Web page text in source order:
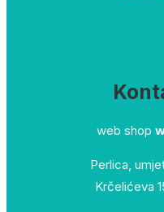
web shop
Perlica,
Krčelićeva